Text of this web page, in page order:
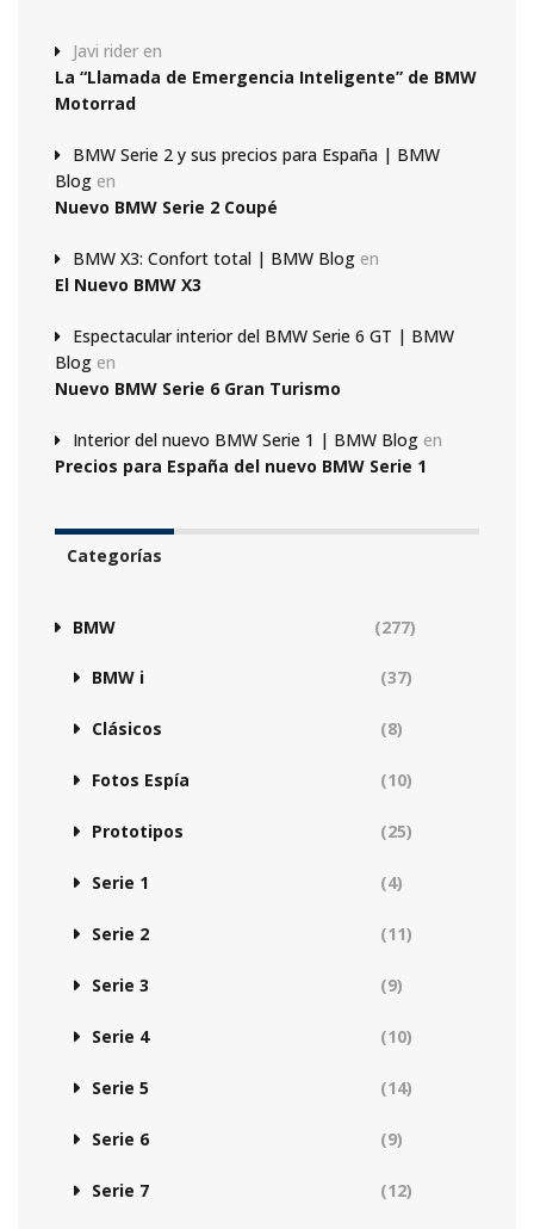
Javi rider en
La “Llamada de Emergencia Inteligente” de BMW
Motorrad
BMW Serie 2 y sus precios para España | BMW
Blog en
Nuevo BMW Serie 2 Coupé
BMW X3: Confort total | BMW Blog en
El Nuevo BMW X3
Espectacular interior del BMW Serie 6 GT | BMW
Blog en
Nuevo BMW Serie 6 Gran Turismo
Interior del nuevo BMW Serie 1 | BMW Blog en
Precios para España del nuevo BMW Serie 1
Categorías
BMW (277)
BMW i (37)
Clásicos (8)
Fotos Espía (10)
Prototipos (25)
Serie 1 (4)
Serie 2 (11)
Serie 3 (9)
Serie 4 (10)
Serie 5 (14)
Serie 6 (9)
Serie 7 (12)